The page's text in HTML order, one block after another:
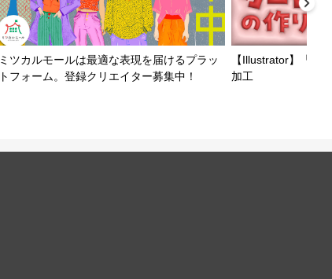
ミツカルモールは最適な表現を届けるプラッ
トフォーム。登録クリエイター募集中！
【Illustrator】「3D
加工